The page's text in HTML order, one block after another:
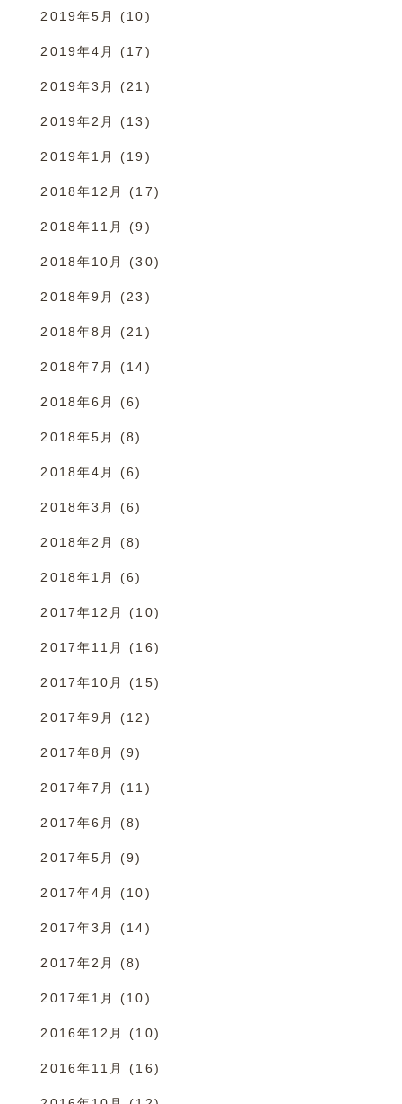
2019年5月 (10)
2019年4月 (17)
2019年3月 (21)
2019年2月 (13)
2019年1月 (19)
2018年12月 (17)
2018年11月 (9)
2018年10月 (30)
2018年9月 (23)
2018年8月 (21)
2018年7月 (14)
2018年6月 (6)
2018年5月 (8)
2018年4月 (6)
2018年3月 (6)
2018年2月 (8)
2018年1月 (6)
2017年12月 (10)
2017年11月 (16)
2017年10月 (15)
2017年9月 (12)
2017年8月 (9)
2017年7月 (11)
2017年6月 (8)
2017年5月 (9)
2017年4月 (10)
2017年3月 (14)
2017年2月 (8)
2017年1月 (10)
2016年12月 (10)
2016年11月 (16)